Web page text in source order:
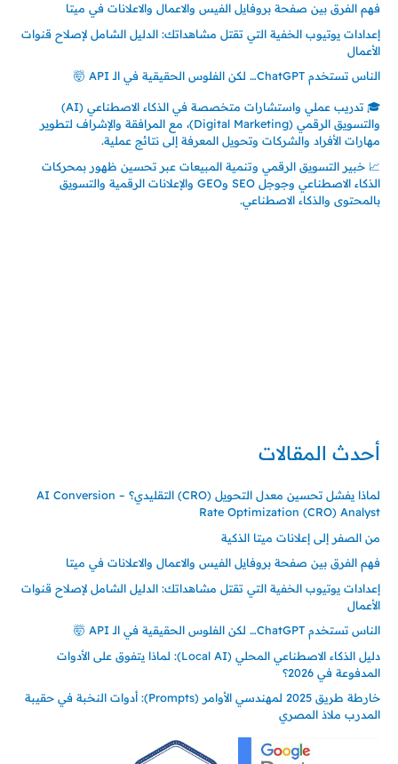
فهم الفرق بين صفحة بروفايل الفيس والاعمال والاعلانات في ميتا
إعدادات يوتيوب الخفية التي تقتل مشاهداتك: الدليل الشامل لإصلاح قنوات
الأعمال
الناس تستخدم ChatGPT… لكن الفلوس الحقيقية في الـ API 🤯
🎓 تدريب عملي واستشارات متخصصة في الذكاء الاصطناعي (AI)
والتسويق الرقمي (Digital Marketing)، مع المرافقة والإشراف لتطوير
مهارات الأفراد والشركات وتحويل المعرفة إلى نتائج عملية.
📈 خبير التسويق الرقمي وتنمية المبيعات عبر تحسين ظهور بمحركات
الذكاء الاصطناعي وجوجل SEO وGEO والإعلانات الرقمية والتسويق
بالمحتوى والذكاء الاصطناعي.
أحدث المقالات
لماذا يفشل تحسين معدل التحويل (CRO) التقليدي؟ – AI Conversion
Rate Optimization (CRO) Analyst
من الصفر إلى إعلانات ميتا الذكية
فهم الفرق بين صفحة بروفايل الفيس والاعمال والاعلانات في ميتا
إعدادات يوتيوب الخفية التي تقتل مشاهداتك: الدليل الشامل لإصلاح قنوات
الأعمال
الناس تستخدم ChatGPT… لكن الفلوس الحقيقية في الـ API 🤯
دليل الذكاء الاصطناعي المحلي (Local AI): لماذا يتفوق على الأدوات
المدفوعة في 2026؟
خارطة طريق 2025 لمهندسي الأوامر (Prompts): أدوات النخبة في حقيبة
المدرب ملاذ المصري